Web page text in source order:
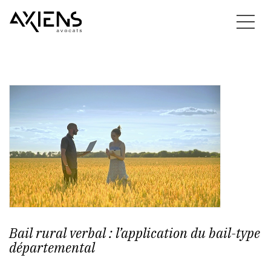
Bail rural verbal : l’application du bail-type
départemental